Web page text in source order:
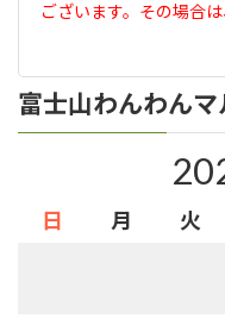
ございます。その場合
富士山わんわんマ
日 月 火